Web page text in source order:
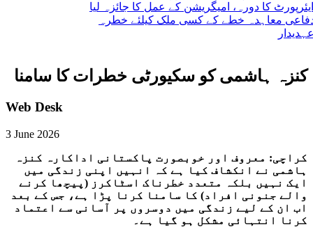
کا دورہ، امیگریشن کے عمل کا جائزہ لیا
خطے کے کسی ملک کیلئے خطرہ
کنزہ ہاشمی کو سکیورٹی خطرات کا سامنا
Web Desk
3 June 2026
کراچی: معروف اور خوبصورت پاکستانی اداکارہ کنزہ
ہاشمی نے انکشاف کیا ہے کہ انہیں اپنی زندگی میں
ایک نہیں بلکہ متعدد خطرناک اسٹاکرز (پیچھا کرنے
والے جنونی افراد) کا سامنا کرنا پڑا ہے، جس کے بعد
اب ان کے لیے زندگی میں دوسروں پر آسانی سے اعتماد
کرنا انتہائی مشکل ہو گیا ہے۔